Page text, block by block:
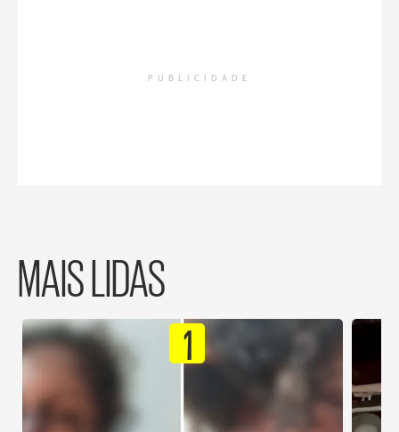
PUBLICIDADE
MAIS LIDAS
1